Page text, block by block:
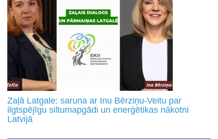
Zaļā Latgale: saruna ar Inu Bērziņu-Veitu par
ilgtspējīgu siltumapgādi un enerģētikas nākotni
Latvijā